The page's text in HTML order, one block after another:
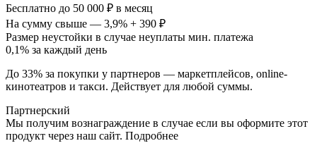
Бесплатно до 50 000 ₽ в месяц
На сумму свыше — 3,9% + 390 ₽
Размер неустойки в случае неуплаты мин. платежа
0,1% за каждый день
До 33% за покупки у партнеров — маркетплейсов, online-
кинотеатров и такси. Действует для любой суммы.
Партнерский
Мы получим вознаграждение в случае если вы оформите этот
продукт через наш сайт. Подробнее